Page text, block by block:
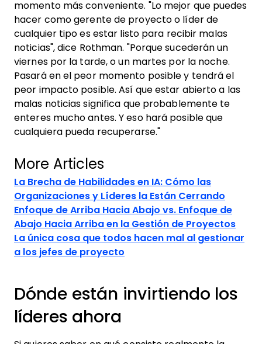
momento más conveniente. "Lo mejor que puedes
hacer como gerente de proyecto o líder de
cualquier tipo es estar listo para recibir malas
noticias", dice Rothman. "Porque sucederán un
viernes por la tarde, o un martes por la noche.
Pasará en el peor momento posible y tendrá el
peor impacto posible. Así que estar abierto a las
malas noticias significa que probablemente te
enteres mucho antes. Y eso hará posible que
cualquiera pueda recuperarse."
More Articles
La Brecha de Habilidades en IA: Cómo las
Organizaciones y Líderes la Están Cerrando
Enfoque de Arriba Hacia Abajo vs. Enfoque de
Abajo Hacia Arriba en la Gestión de Proyectos
La única cosa que todos hacen mal al gestionar
a los jefes de proyecto
Dónde están invirtiendo los
líderes ahora